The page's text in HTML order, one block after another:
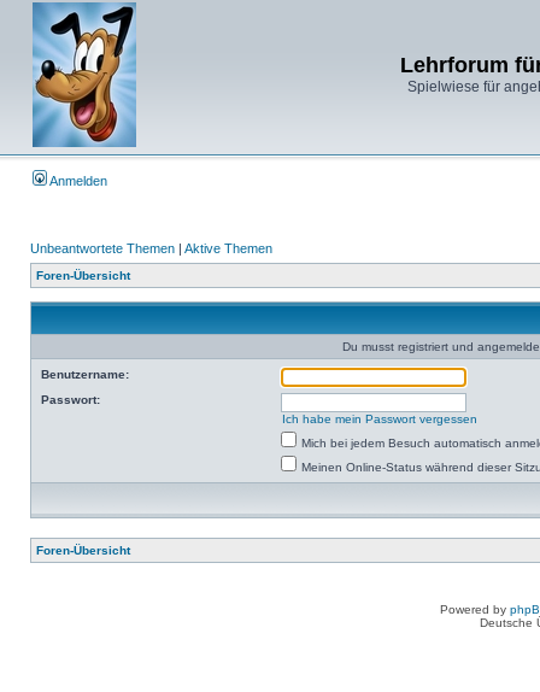
Lehrforum
Spielwiese für
Anmelden
Unbeantwortete Themen | Aktive Themen
Foren-Übersicht
Du musst registriert und
Benutzername:
Passwort:
Ich habe mein Passwort vergessen
Mich bei jedem Besuch automatisch
Meinen Online-Status während dieser
Foren-Übersicht
Powered by
Deutsche